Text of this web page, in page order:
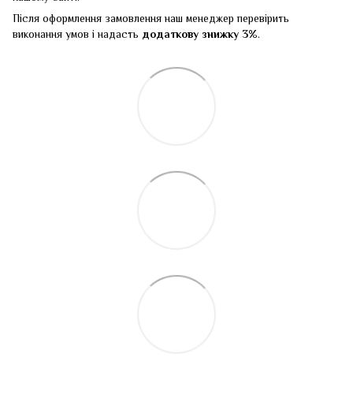
Після оформлення замовлення наш менеджер перевірить
виконання умов і надасть додаткову знижку 3%.